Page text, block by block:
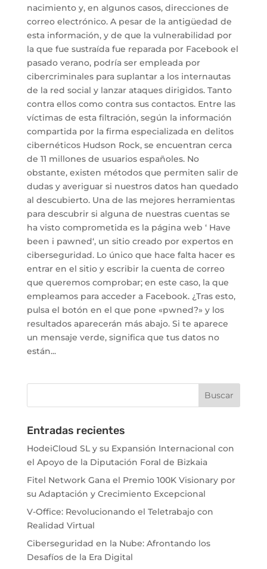
nacimiento y, en algunos casos, direcciones de
correo electrónico. A pesar de la antigüedad de
esta información, y de que la vulnerabilidad por
la que fue sustraída fue reparada por Facebook el
pasado verano, podría ser empleada por
cibercriminales para suplantar a los internautas
de la red social y lanzar ataques dirigidos. Tanto
contra ellos como contra sus contactos. Entre las
víctimas de esta filtración, según la información
compartida por la firma especializada en delitos
cibernéticos Hudson Rock, se encuentran cerca
de 11 millones de usuarios españoles. No
obstante, existen métodos que permiten salir de
dudas y averiguar si nuestros datos han quedado
al descubierto. Una de las mejores herramientas
para descubrir si alguna de nuestras cuentas se
ha visto comprometida es la página web ‘ Have
been i pawned‘, un sitio creado por expertos en
ciberseguridad. Lo único que hace falta hacer es
entrar en el sitio y escribir la cuenta de correo
que queremos comprobar; en este caso, la que
empleamos para acceder a Facebook. ¿Tras esto,
pulsa el botón en el que pone «pwned?» y los
resultados aparecerán más abajo. Si te aparece
un mensaje verde, significa que tus datos no
están...
Entradas recientes
HodeiCloud SL y su Expansión Internacional con
el Apoyo de la Diputación Foral de Bizkaia
Fitel Network Gana el Premio 100K Visionary por
su Adaptación y Crecimiento Excepcional
V-Office: Revolucionando el Teletrabajo con
Realidad Virtual
Ciberseguridad en la Nube: Afrontando los
Desafíos de la Era Digital